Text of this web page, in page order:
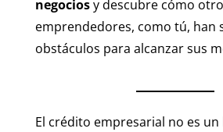
negociosy descubre cómo
emprendedores, como tú, han
obstáculos para alcanzar sus
El crédito empresarial no es un